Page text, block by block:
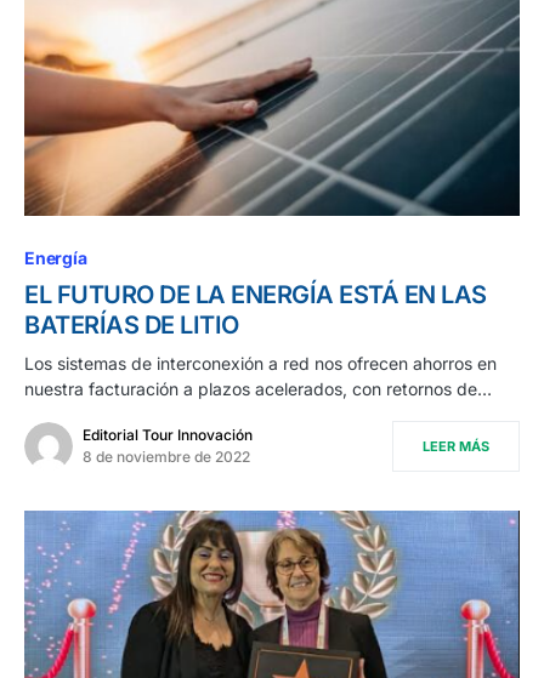
Energía
EL FUTURO DE LA ENERGÍA ESTÁ EN LAS
BATERÍAS DE LITIO
Los sistemas de interconexión a red nos ofrecen ahorros en
nuestra facturación a plazos acelerados, con retornos de…
Editorial Tour Innovación
8 de noviembre de 2022
LEER MÁS